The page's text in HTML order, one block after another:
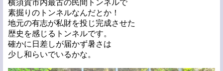
横須賀市内最古の民間トンネルで
素掘りのトンネルなんだとか！
地元の有志が私財を投じ完成させた
歴史を感じるトンネルです。
確かに日差しが届かず暑さは
少し和らいでいるかな。